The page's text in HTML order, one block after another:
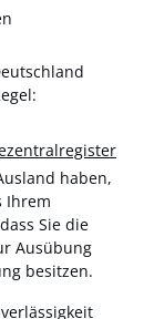
haben,
Ihrem
Sie die
Ausübung
besitzen.